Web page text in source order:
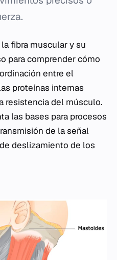
fibra muscular y su
para comprender cómo
entre el
proteínas internas
resistencia del músculo.
las bases para procesos
de la señal
deslizamiento de los